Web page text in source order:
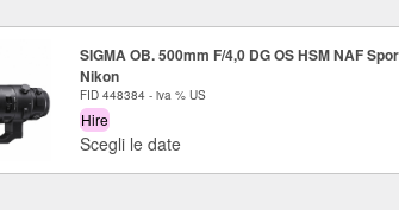
SIGMA OB. 500mm F/4,0 DG OS HSM NAF Sport X
Nikon
FID 448384 - iva % US
Hire
Scegli le date